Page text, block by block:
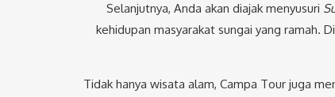
Selanjutnya, Anda akan diajak menyusuri
kehidupan masyarakat sungai yang ramah.
Tidak hanya wisata alam, Campa Tour juga